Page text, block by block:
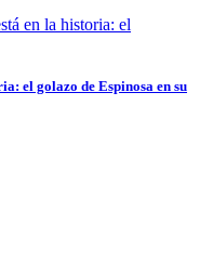
el golazo de Espinosa en su